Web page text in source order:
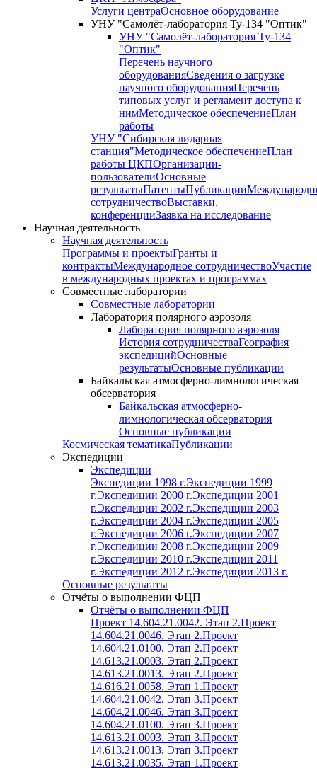
Услуги центраОсновное оборудование
УНУ "Самолёт-лаборатория Ту-134 "Оптик"
УНУ "Самолёт-лаборатория Ту-134
"Оптик"
Перечень научного
оборудованияСведения о загрузке
научного оборудованияПеречень
типовых услуг и регламент доступа к
нимМетодическое обеспечениеПлан
работы
УНУ "Сибирская лидарная
станция"Методическое обеспечениеПлан
работы ЦКПОрганизации-
пользователиОсновные
результатыПатентыПубликации
сотрудничествоВыставки,
конференцииЗаявка на исследование
Научная деятельность
Научная деятельность
Программы и проектыГранты и
контрактыМеждународное сотрудничествоУчастие
в международных проектах и программах
Совместные лаборатории
Совместные лаборатории
Лаборатория полярного аэрозоля
Лаборатория полярного аэрозоля
История сотрудничестваГеография
экспедицийОсновные
результатыОсновные публикации
Байкальская атмосферно-лимнологическая
обсерватория
Байкальская атмосферно-
лимнологическая обсерватория
Основные публикации
Космическая тематикаПубликации
Экспедиции
Экспедиции
Экспедиции 1998 г.Экспедиции 1999
г.Экспедиции 2000 г.Экспедиции 2001
г.Экспедиции 2002 г.Экспедиции 2003
г.Экспедиции 2004 г.Экспедиции 2005
г.Экспедиции 2006 г.Экспедиции 2007
г.Экспедиции 2008 г.Экспедиции 2009
г.Экспедиции 2010 г.Экспедиции 2011
г.Экспедиции 2012 г.Экспедиции 2013 г.
Основные результаты
Отчёты о выполнении ФЦП
Отчёты о выполнении ФЦП
Проект 14.604.21.0042. Этап 2.Проект
14.604.21.0046. Этап 2.Проект
14.604.21.0100. Этап 2.Проект
14.613.21.0003. Этап 2.Проект
14.613.21.0013. Этап 2.Проект
14.616.21.0058. Этап 1.Проект
14.604.21.0042. Этап 3.Проект
14.604.21.0046. Этап 3.Проект
14.604.21.0100. Этап 3.Проект
14.613.21.0003. Этап 3.Проект
14.613.21.0013. Этап 3.Проект
14.613.21.0035. Этап 1.Проект